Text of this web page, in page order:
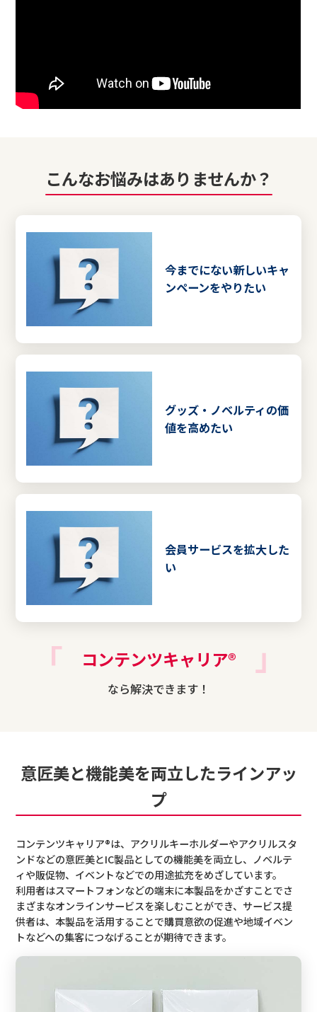
こんなお悩みはありませんか？
今までにない新しいキャ
ンペーンをやりたい
グッズ・ノベルティの価
値を高めたい
会員サービスを拡大した
い
コンテンツキャリア®
なら解決できます！
意匠美と機能美を両立したラインアッ
プ
コンテンツキャリア®は、アクリルキーホルダーやアクリルスタ
ンドなどの意匠美とIC製品としての機能美を両立し、ノベルテ
ィや販促物、イベントなどでの用途拡充をめざしています。
利用者はスマートフォンなどの端末に本製品をかざすことでさ
まざまなオンラインサービスを楽しむことができ、サービス提
供者は、本製品を活用することで購買意欲の促進や地域イベン
トなどへの集客につなげることが期待できます。